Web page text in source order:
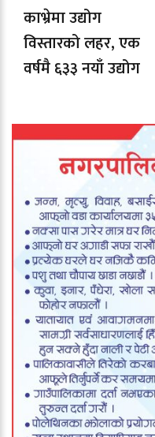
काभ्रेमा उद्योग
विस्तारको लहर, एक
वर्षमै ६३३ नयाँ उद्योग